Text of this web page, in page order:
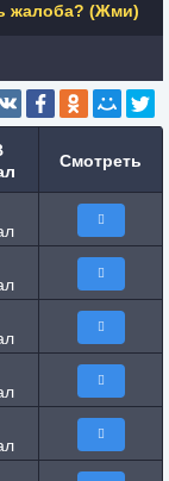
жалоба? (Жми)
Смотреть